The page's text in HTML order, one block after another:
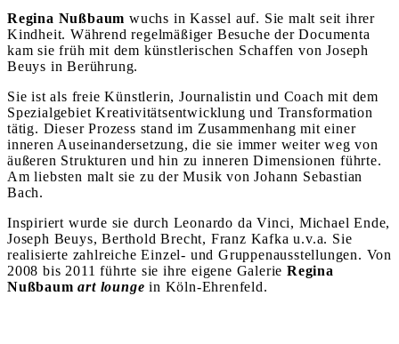
Regina Nußbaum wuchs in Kassel auf. Sie malt seit ihrer
Kindheit. Während regelmäßiger Besuche der Documenta
kam sie früh mit dem künstlerischen Schaffen von Joseph
Beuys in Berührung.
Sie ist als freie Künstlerin, Journalistin und Coach mit dem
Spezialgebiet Kreativitätsentwicklung und Transformation
tätig. Dieser Prozess stand im Zusammenhang mit einer
inneren Auseinandersetzung, die sie immer weiter weg von
äußeren Strukturen und hin zu inneren Dimensionen führte.
Am liebsten malt sie zu der Musik von Johann Sebastian
Bach.
Inspiriert wurde sie durch Leonardo da Vinci, Michael Ende,
Joseph Beuys, Berthold Brecht, Franz Kafka u.v.a. Sie
realisierte zahlreiche Einzel- und Gruppenausstellungen. Von
2008 bis 2011 führte sie ihre eigene Galerie Regina
Nußbaumart lounge in Köln-Ehrenfeld.